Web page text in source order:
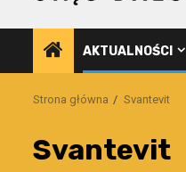
AKTUALNOŚCI
Strona główna Svantevit
Svantevit